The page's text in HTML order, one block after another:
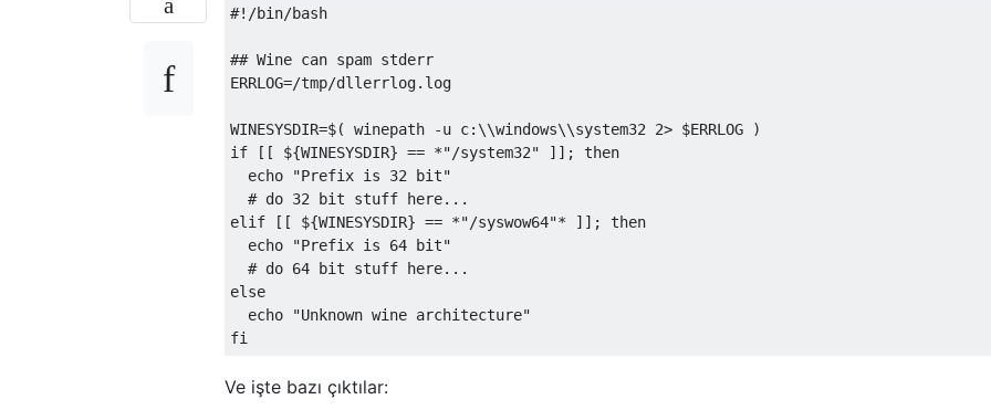
#!/bin/bash
## Wine can spam stderr
ERRLOG=/tmp/dllerrlog.log
WINESYSDIR=$( winepath -u c:\\windows\\system32 2> $ERRLOG )
if [[ ${WINESYSDIR} == *"/system32" ]]; then
  echo "Prefix is 32 bit"
  # do 32 bit stuff here...
elif [[ ${WINESYSDIR} == *"/syswow64"* ]]; then
  echo "Prefix is 64 bit"
  # do 64 bit stuff here...
else
  echo "Unknown wine architecture"
Ve işte bazı çıktılar: